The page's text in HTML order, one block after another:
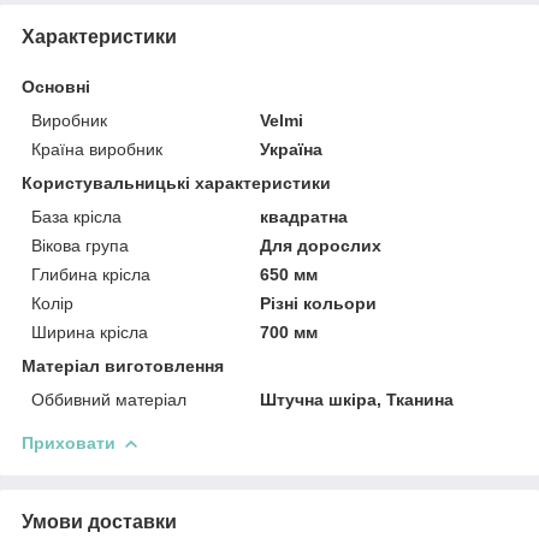
Характеристики
Основні
Виробник
Velmi
Країна виробник
Україна
Користувальницькі характеристики
База крісла
квадратна
Вікова група
Для дорослих
Глибина крісла
650 мм
Колір
Різні кольори
Ширина крісла
700 мм
Матеріал виготовлення
Оббивний матеріал
Штучна шкіра, Тканина
Приховати
Умови доставки